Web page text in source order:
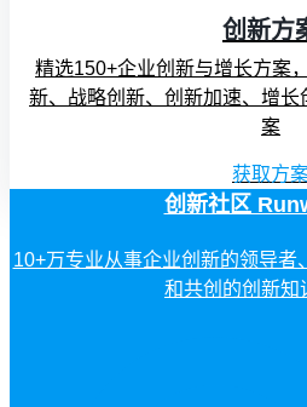
创新方
精选150+企业创新与增长方案
新、战略创新、创新加速、增
案
获取方
创新社区
10+万专业从事企业创新的领导者
和共创的创新知